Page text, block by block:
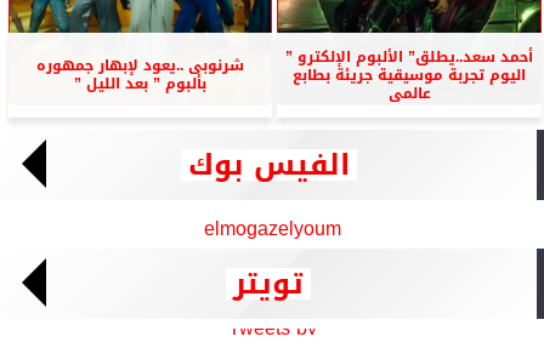
أحمد سعد..يطلق” الألبوم الإلكترو ”
اليوم تجربة موسيقية جريئة بطابع
عالمى
شرنوبى ..يعود لإبهار جمهوره
بألبوم ” بعد الليل ”
الفيس بوك
elmogazelyoum
تويتر
Tweets by